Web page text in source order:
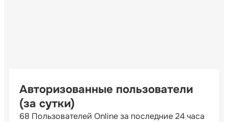
Авторизованные пользователи
(за сутки)
68 Пользователей Online за последние 24 часа